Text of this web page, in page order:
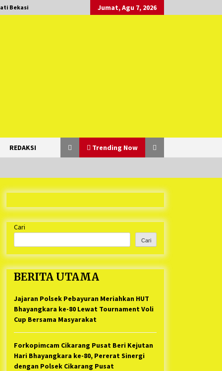
Bekasi Jumat, Agu 7, 2026
REDAKSI Trending Now
Tak Dapat Fasilitas yang Sesuai,
Para Peserta Retret Aparatur Desa
Sebelum Waktunya
1 tahun ago
Indonesia Gilang Bayu Nugraha,
S.H, Ucapkan Terimakasih Atas
Support Camat Kedungwaringin
Memberikan Logistik Ke Posko
1 tahun ago
Jelang Ramadhan, Kecamatan
Cikarang Pusat Gelar STQ ke-VII
1 tahun ago
Cari
Cari
BERITA UTAMA
Jajaran Polsek Pebayuran Meriahkan HUT
Bhayangkara ke-80 Lewat Tournament Voli
Cup Bersama Masyarakat
Forkopimcam Cikarang Pusat Beri Kejutan
Hari Bhayangkara ke-80, Pererat Sinergi
dengan Polsek Cikarang Pusat